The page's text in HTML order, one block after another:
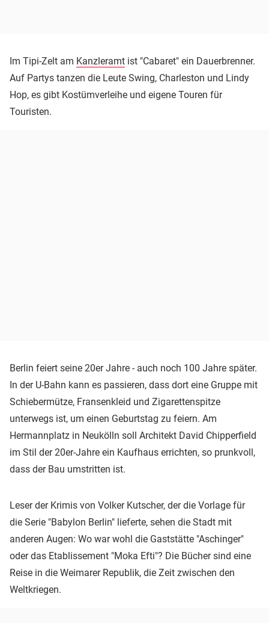
Im Tipi-Zelt am Kanzleramt ist "Cabaret" ein Dauerbrenner.
Auf Partys tanzen die Leute Swing, Charleston und Lindy
Hop, es gibt Kostümverleihe und eigene Touren für
Touristen.
Berlin feiert seine 20er Jahre - auch noch 100 Jahre später.
In der U-Bahn kann es passieren, dass dort eine Gruppe mit
Schiebermütze, Fransenkleid und Zigarettenspitze
unterwegs ist, um einen Geburtstag zu feiern. Am
Hermannplatz in Neukölln soll Architekt David Chipperfield
im Stil der 20er-Jahre ein Kaufhaus errichten, so prunkvoll,
dass der Bau umstritten ist.
Leser der Krimis von Volker Kutscher, der die Vorlage für
die Serie "Babylon Berlin" lieferte, sehen die Stadt mit
anderen Augen: Wo war wohl die Gaststätte "Aschinger"
oder das Etablissement "Moka Efti"? Die Bücher sind eine
Reise in die Weimarer Republik, die Zeit zwischen den
Weltkriegen.